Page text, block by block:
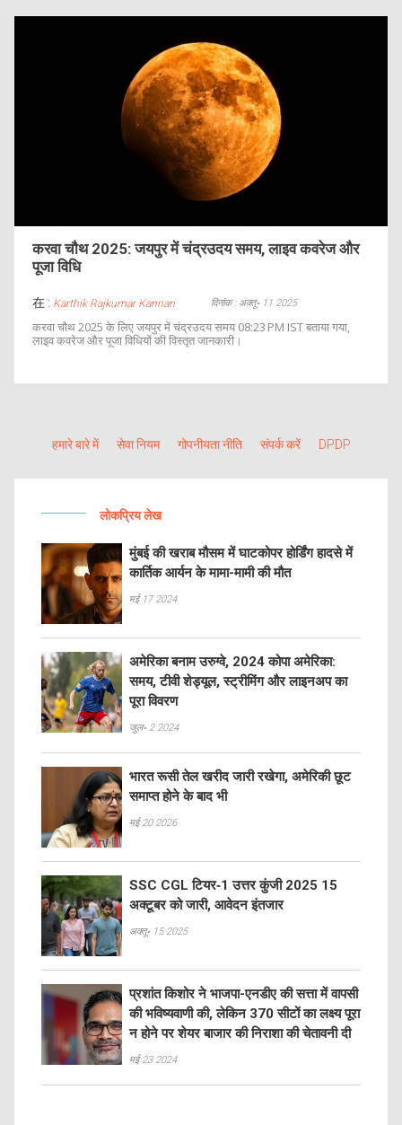
करवा चौथ 2025: जयपुर में चंद्रउदय समय, लाइव कवरेज और
पूजा विधि
在 : Karthik Rajkumar Kannan दिनांक : अक्तू॰ 11 2025
करवा चौथ 2025 के लिए जयपुर में चंद्रउदय समय 08:23 PM IST बताया गया,
लाइव कवरेज और पूजा विधियों की विस्तृत जानकारी।
हमारे बारे में सेवा नियम गोपनीयता नीति संपर्क करें DPDP
लोकप्रिय लेख
मुंबई की खराब मौसम में घाटकोपर होर्डिंग हादसे में
कार्तिक आर्यन के मामा-मामी की मौत
मई 17 2024
अमेरिका बनाम उरुग्वे, 2024 कोपा अमेरिका:
समय, टीवी शेड्यूल, स्ट्रीमिंग और लाइनअप का
पूरा विवरण
जुल॰ 2 2024
भारत रूसी तेल खरीद जारी रखेगा, अमेरिकी छूट
समाप्त होने के बाद भी
मई 20 2026
SSC CGL टियर‑1 उत्तर कुंजी 2025 15
अक्टूबर को जारी, आवेदन इंतजार
अक्तू॰ 15 2025
प्रशांत किशोर ने भाजपा-एनडीए की सत्ता में वापसी
की भविष्यवाणी की, लेकिन 370 सीटों का लक्ष्य पूरा
न होने पर शेयर बाजार की निराशा की चेतावनी दी
मई 23 2024